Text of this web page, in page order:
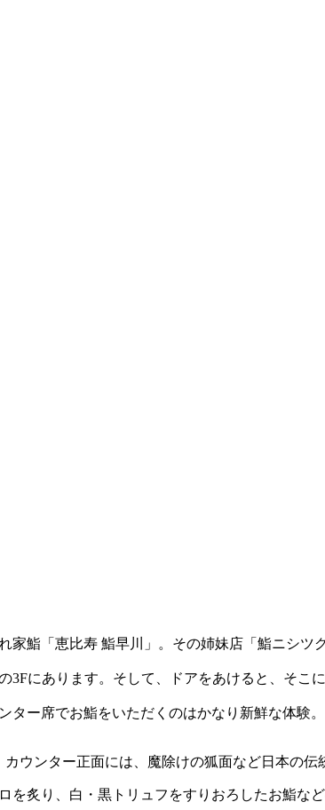
鮨「恵比寿 鮨早川」。その姉妹店「鮨ニシツ
3Fにあります。そして、ドアをあけると、そ
ター席でお鮨をいただくのはかなり新鮮な体験。
ウンター正面には、魔除けの狐面など日本の伝
を炙り、白・黒トリュフをすりおろしたお鮨な